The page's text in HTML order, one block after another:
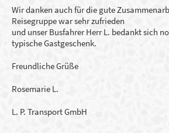
Wir danken auch für die gute
Reisegruppe war sehr zufrieden
und unser Busfahrer Herr L. bedankt sich
typische Gastgeschenk.
Freundliche Grüße
Rosemarie L.
L. P. Transport GmbH